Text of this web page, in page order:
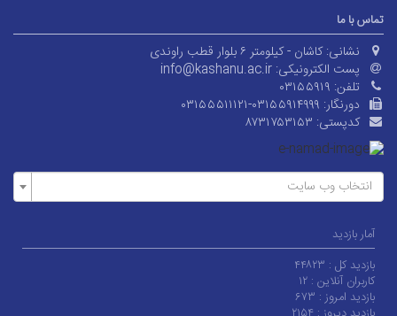
تماس با ما
نشانی: کاشان - کیلومتر ۶ بلوار قطب راوندی
پست الکترونیکی: info@kashanu.ac.ir
تلفن: ۰۳۱۵۵۹۱۹
دورنگار: ۰۳۱۵۵۵۱۱۱۲۱-۰۳۱۵۵۹۱۴۹۹۹
کدپستی: ۸۷۳۱۷۵۳۱۵۳
انتخاب وب سایت
آمار بازدید
بازدید کل : ۴۴۸۲۳
کاربران آنلاین : ۱۲
بازدید امروز : ۶۷۳